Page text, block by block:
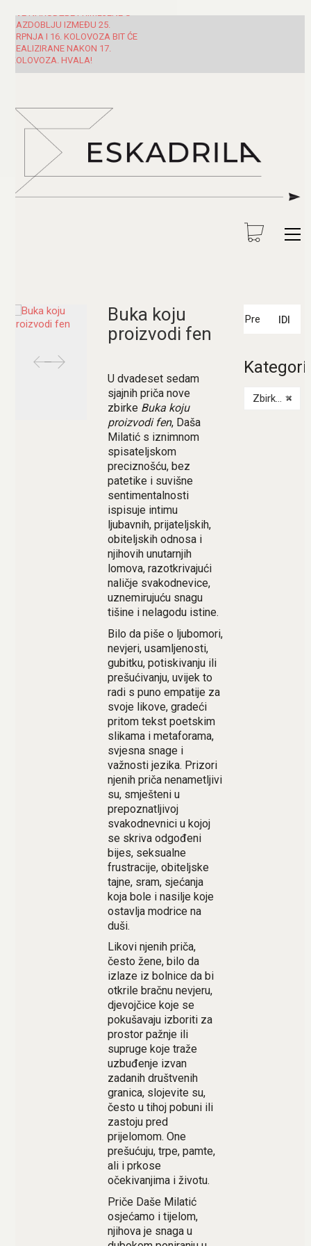
SVE NARUDŽBE PRIMLJENE U
RAZDOBLJU IZMEĐU 25.
SRPNJA I 16. KOLOVOZA BIT ĆE
REALIZIRANE NAKON 17.
KOLOVOZA. HVALA!
Buka koju
proizvodi fen
U dvadeset sedam
sjajnih priča nove
zbirke Buka koju
proizvodi fen, Daša
Milatić s iznimnom
spisateljskom
preciznošću, bez
patetike i suvišne
sentimentalnosti
ispisuje intimu
ljubavnih, prijateljskih,
obiteljskih odnosa i
njihovih unutarnjih
lomova, razotkrivajući
naličje svakodnevice,
uznemirujuću snagu
tišine i nelagodu istine.
Bilo da piše o ljubomori,
nevjeri, usamljenosti,
gubitku, potiskivanju ili
prešućivanju, uvijek to
radi s puno empatije za
svoje likove, gradeći
pritom tekst poetskim
slikama i metaforama,
svjesna snage i
važnosti jezika. Prizori
njenih priča nenametljivi
su, smješteni u
prepoznatljivoj
svakodnevnici u kojoj
se skriva odgođeni
bijes, seksualne
frustracije, obiteljske
tajne, sram, sjećanja
koja bole i nasilje koje
ostavlja modrice na
duši.
Likovi njenih priča,
često žene, bilo da
izlaze iz bolnice da bi
otkrile bračnu nevjeru,
djevojčice koje se
pokušavaju izboriti za
prostor pažnje ili
supruge koje traže
uzbuđenje izvan
zadanih društvenih
granica, slojevite su,
često u tihoj pobuni ili
zastoju pred
prijelomom. One
prešućuju, trpe, pamte,
ali i prkose
očekivanjima i životu.
Priče Daše Milatić
osjećamo i tijelom,
njihova je snaga u
IDI
×
Zbirka priča